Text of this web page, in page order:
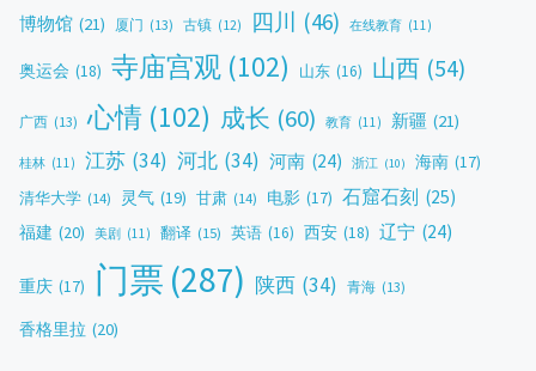
博物馆 (21) 厦门 (13) 古镇 (12) 四川 (46) 在线教育 (11)
奥运会 (18) 寺庙宫观 (102) 山东 (16) 山西 (54)
广西 (13) 心情 (102) 成长 (60) 教育 (11) 新疆 (21)
桂林 (11) 江苏 (34) 河北 (34) 河南 (24) 浙江 (10) 海南 (17)
清华大学 (14) 灵气 (19) 甘肃 (14) 电影 (17) 石窟石刻 (25)
福建 (20) 美剧 (11) 翻译 (15) 英语 (16) 西安 (18) 辽宁 (24)
重庆 (17) 门票 (287) 陕西 (34) 青海 (13)
香格里拉 (20)